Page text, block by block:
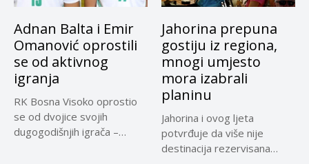
Adnan Balta i Emir
Omanović oprostili
se od aktivnog
igranja
RK Bosna Visoko oprostio
se od dvojice svojih
dugogodišnjih igrača –
Jahorina prepuna
gostiju iz regiona,
mnogi umjesto
mora izabrali
planinu
Jahorina i ovog ljeta
potvrđuje da više nije
destinacija rezervisana